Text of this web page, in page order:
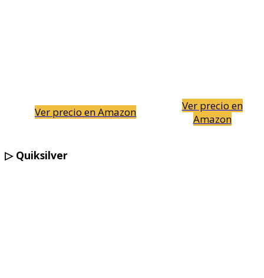
Ver precio en Amazon
Ver precio en
Amazon
▷ Quiksilver